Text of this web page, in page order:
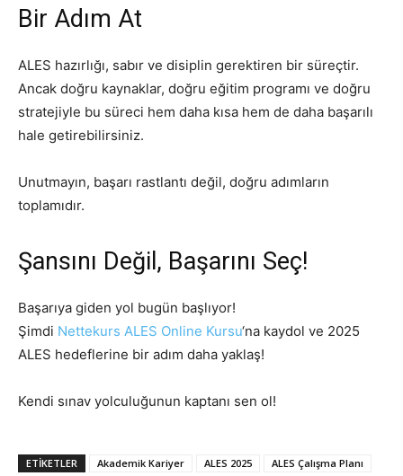
Bir Adım At
ALES hazırlığı, sabır ve disiplin gerektiren bir süreçtir.
Ancak doğru kaynaklar, doğru eğitim programı ve doğru
stratejiyle bu süreci hem daha kısa hem de daha başarılı
hale getirebilirsiniz.
Unutmayın, başarı rastlantı değil, doğru adımların
toplamıdır.
Şansını Değil, Başarını Seç!
Başarıya giden yol bugün başlıyor!
Şimdi Nettekurs ALES Online Kursu‘na kaydol ve 2025
ALES hedeflerine bir adım daha yaklaş!
Kendi sınav yolculuğunun kaptanı sen ol!
ETIKETLER Akademik Kariyer ALES 2025 ALES Çalışma Planı